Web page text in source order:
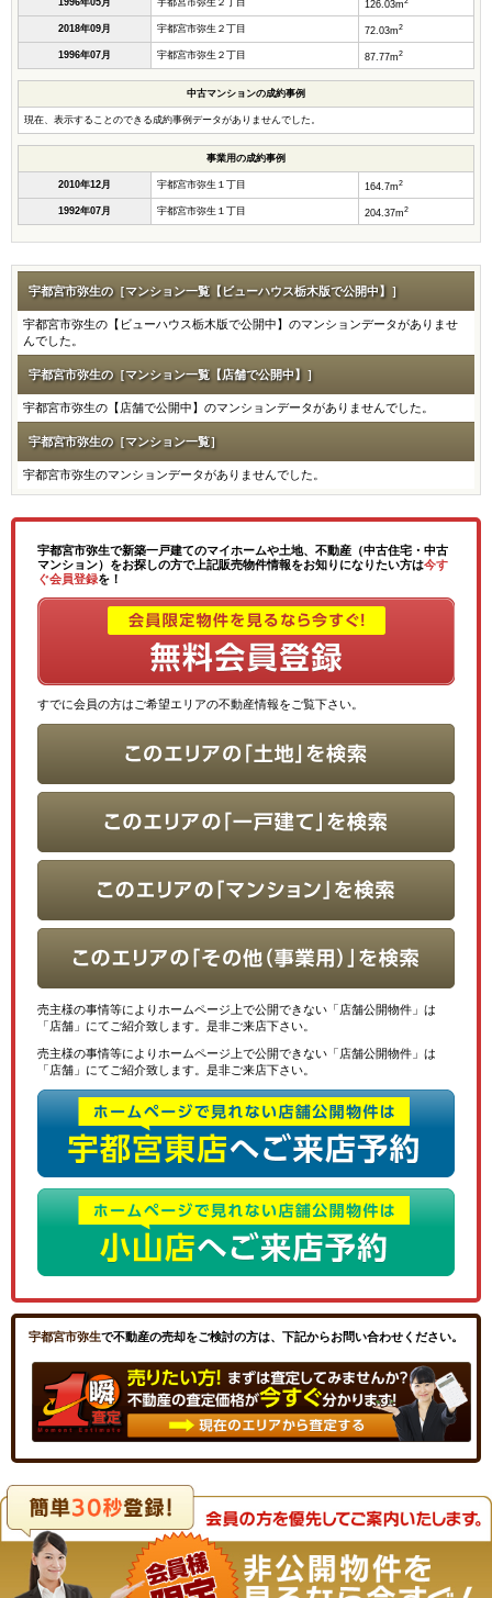
1996年05月 宇都宮市弥生２丁目 126.03m
2018年09月 宇都宮市弥生２丁目 72.03m2
1996年07月 宇都宮市弥生２丁目 87.77m2
中古マンションの成約事例
現在、表示することのできる成約事例データがありませんでした。
事業用の成約事例
2010年12月 宇都宮市弥生１丁目 164.7m2
1992年07月 宇都宮市弥生１丁目 204.37m2
宇都宮市弥生の［マンション一覧【ビューハウス栃木版で公開中】］
宇都宮市弥生の【ビューハウス栃木版で公開中】のマンションデータがありませ
んでした。
宇都宮市弥生の［マンション一覧【店舗で公開中】］
宇都宮市弥生の【店舗で公開中】のマンションデータがありませんでした。
宇都宮市弥生の［マンション一覧］
宇都宮市弥生のマンションデータがありませんでした。
宇都宮市弥生で新築一戸建てのマイホームや土地、不動産（中古住宅・中古
マンション）をお探しの方で上記販売物件情報をお知りになりたい方は今す
ぐ会員登録を！
すでに会員の方はご希望エリアの不動産情報をご覧下さい。
売主様の事情等によりホームページ上で公開できない「店舗公開物件」は
「店舗」にてご紹介致します。是非ご来店下さい。
売主様の事情等によりホームページ上で公開できない「店舗公開物件」は
「店舗」にてご紹介致します。是非ご来店下さい。
宇都宮市弥生で不動産の売却をご検討の方は、下記からお問い合わせください。